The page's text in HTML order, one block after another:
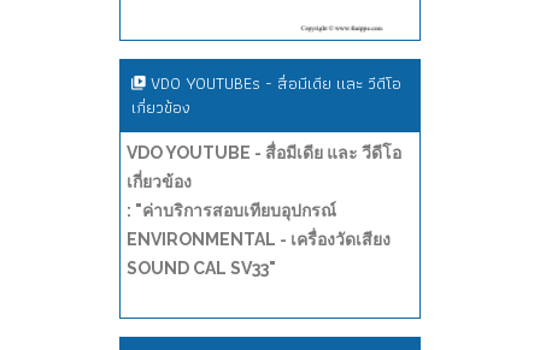
VDO YOUTUBEs - สื่อมีเดีย และ วีดีโอ
เกี่ยวข้อง
VDO YOUTUBE - สื่อมีเดีย และ วีดีโอ
เกี่ยวข้อง
: "ค่าบริการสอบเทียบอุปกรณ์
ENVIRONMENTAL - เครื่องวัดเสียง
SOUND CAL SV33"